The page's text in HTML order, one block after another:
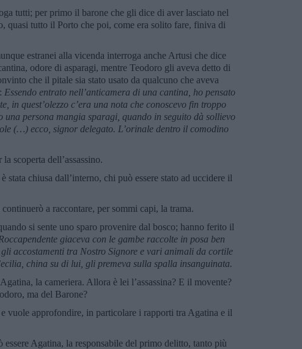
tutti; per primo il barone che gli dice di aver lasciato nel
quasi tutto il Porto che poi, come era solito fare, finiva di
estranei alla vicenda interroga anche Artusi che dice
odore di asparagi, mentre Teodoro gli aveva detto di
che il pitale sia stato usato da qualcuno che aveva
Essendo entrato nell’anticamera di una cantina, ho pensato
in quest’olezzo c’era una nota che conoscevo fin troppo
una persona mangia sparagi, quando in seguito dà sollievo
(…) ecco, signor delegato. L’orinale dentro il comodino
scoperta dell’assassino.
stata chiusa dall’interno, chi può essere stato ad uccidere il
a raccontare, per sommi capi, la trama.
si sente uno sparo provenire dal bosco; hanno ferito il
giaceva con le gambe raccolte in posa ben
accostamenti tra Nostro Signore e vari animali da cortile
china su di lui, gli premeva sulla spalla insanguinata.
la cameriera. Allora è lei l’assassina? E il movente?
ma del Barone?
vuole approfondire, in particolare i rapporti tra Agatina e il
Agatina, la responsabile del primo delitto, tanto più